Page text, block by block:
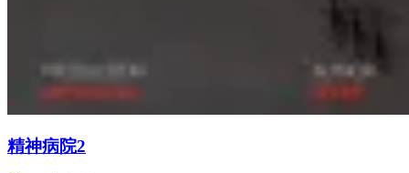
精神病院2